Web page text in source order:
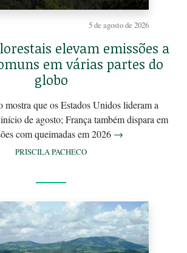
5 de agosto de 2026
elevam emissões a
em várias partes do
globo
mostra que os Estados Unidos lideram a
de agosto; França também dispara em
com queimadas em 2026 →
PRISCILA PACHECO